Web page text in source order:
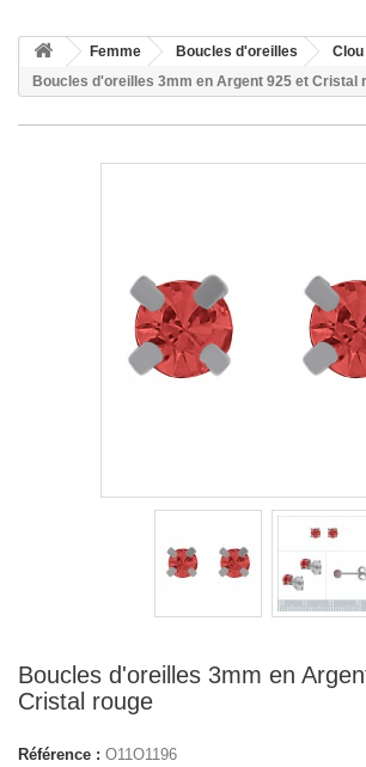
Femme Boucles d'oreilles
Clou
Boucles d'oreilles 3mm en Argent 925 et Cristal
Boucles d'oreilles 3mm en
Cristal rouge
Référence : O11O1196